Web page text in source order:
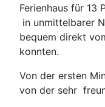
Ferienhaus für 13
in unmittelbarer
bequem direkt
konnten.
Von der ersten
von der sehr